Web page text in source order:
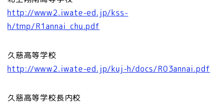
http://www2.iwate-ed.jp/kss-
h/tmp/R1annai_chu.pdf
久慈高等学校
http://www2.iwate-ed.jp/kuj-h/docs/R03annai.pdf
久慈高等学校長内校